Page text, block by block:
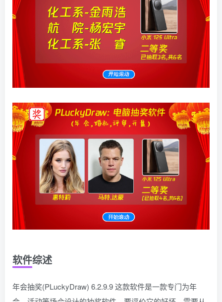
软件综述
年会抽奖(PLuckyDraw) 6.2.9.9 这款软件是一款专门为年